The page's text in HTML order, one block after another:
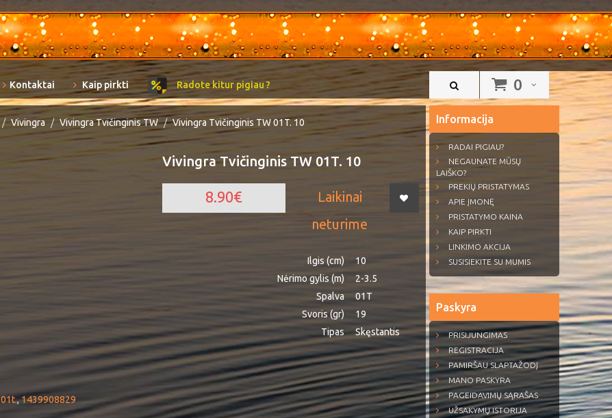
0
Kontaktai Kaip pirkti Radote kitur pigiau ?
Vivingra Vivingra Tvičinginis TW Vivingra Tvičinginis TW 01T. 10
Vivingra Tvičinginis TW 01T. 10
Laikinai
neturime
8.90€
Ilgis (cm)
10
Nėrimo gylis (m)
2-3.5
Spalva
01T
Svoris (gr)
19
Tipas
Skęstantis
01t.,1439908829
Informacija
RADAI PIGIAU?
NEGAUNATE MŪSŲ
LAIŠKO?
PREKIŲ PRISTATYMAS
APIE ĮMONĘ
PRISTATYMO KAINA
KAIP PIRKTI
LINKIMO AKCIJA
SUSISIEKITE SU MUMIS
Paskyra
PRISIJUNGIMAS
REGISTRACIJA
PAMIRŠAU SLAPTAŽODĮ
MANO PASKYRA
PAGEIDAVIMŲ SĄRAŠAS
UŽSAKYMŲ ISTORIJA